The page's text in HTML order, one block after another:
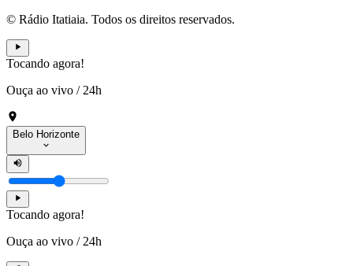
© Rádio Itatiaia. Todos os direitos reservados.
Tocando agora!
Ouça ao vivo / 24h
Belo Horizonte
Tocando agora!
Ouça ao vivo / 24h